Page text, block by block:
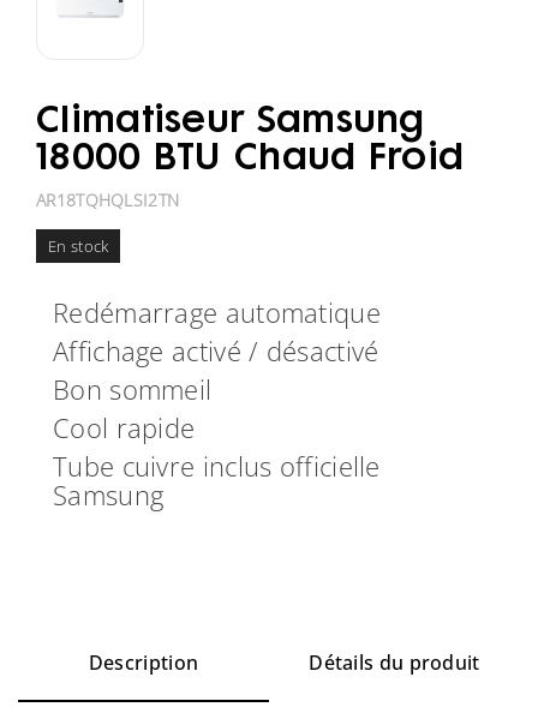
Climatiseur Samsung
18000 BTU Chaud Froid
AR18TQHQLSI2TN
En stock
Redémarrage automatique
Affichage activé / désactivé
Bon sommeil
Cool rapide
Tube cuivre inclus officielle
Samsung
Description Détails du produit